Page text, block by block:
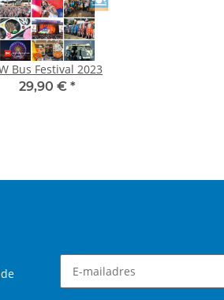
Bus Festival 2023
29,90 € *